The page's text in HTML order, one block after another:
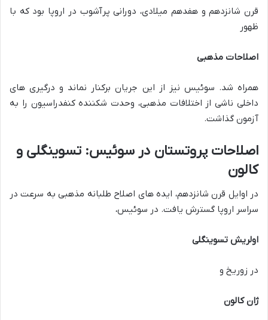
قرن شانزدهم و هفدهم میلادی، دورانی پرآشوب در اروپا بود که با
ظهور
اصلاحات مذهبی
همراه شد. سوئیس نیز از این جریان برکنار نماند و درگیری های
داخلی ناشی از اختلافات مذهبی، وحدت شکننده کنفدراسیون را به
آزمون گذاشت.
اصلاحات پروتستان در سوئیس: تسوینگلی و
کالون
در اوایل قرن شانزدهم، ایده های اصلاح طلبانه مذهبی به سرعت در
سراسر اروپا گسترش یافت. در سوئیس،
اولریش تسوینگلی
در زوریخ و
ژان کالون